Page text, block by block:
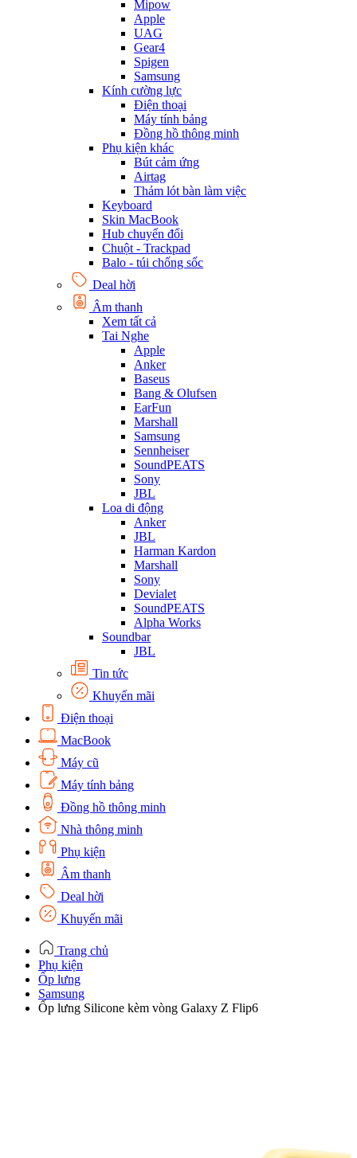
Mipow
Apple
UAG
Gear4
Spigen
Samsung
Kính cường lực
Điện thoại
Máy tính bảng
Đồng hồ thông minh
Phụ kiện khác
Bút cảm ứng
Airtag
Thảm lót bàn làm việc
Keyboard
Skin MacBook
Hub chuyển đổi
Chuột - Trackpad
Balo - túi chống sốc
Deal hời
Âm thanh
Xem tất cả
Tai Nghe
Apple
Anker
Baseus
Bang & Olufsen
EarFun
Marshall
Samsung
Sennheiser
SoundPEATS
Sony
JBL
Loa di động
Anker
JBL
Harman Kardon
Marshall
Sony
Devialet
SoundPEATS
Alpha Works
Soundbar
JBL
Tin tức
Khuyến mãi
Điện thoại
MacBook
Máy cũ
Máy tính bảng
Đồng hồ thông minh
Nhà thông minh
Phụ kiện
Âm thanh
Deal hời
Khuyến mãi
Trang chủ
Phụ kiện
Ốp lưng
Samsung
Ốp lưng Silicone kèm vòng Galaxy Z Flip6